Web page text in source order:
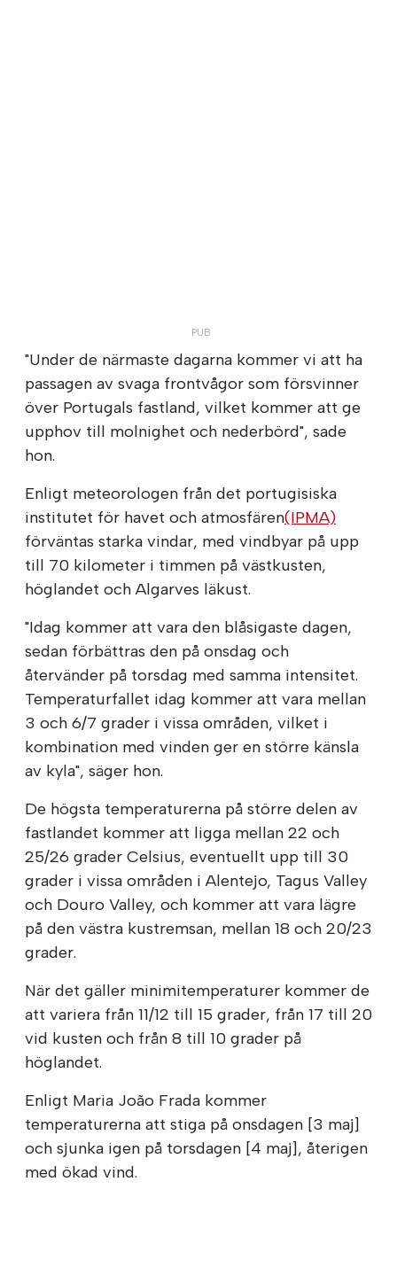
"Under de närmaste dagarna kommer vi att ha
passagen av svaga frontvågor som försvinner
över Portugals fastland, vilket kommer att ge
upphov till molnighet och nederbörd", sade
hon.
Enligt meteorologen från det portugisiska
institutet för havet och atmosfären(IPMA)
förväntas starka vindar, med vindbyar på upp
till 70 kilometer i timmen på västkusten,
höglandet och Algarves läkust.
"Idag kommer att vara den blåsigaste dagen,
sedan förbättras den på onsdag och
återvänder på torsdag med samma intensitet.
Temperaturfallet idag kommer att vara mellan
3 och 6/7 grader i vissa områden, vilket i
kombination med vinden ger en större känsla
av kyla", säger hon.
De högsta temperaturerna på större delen av
fastlandet kommer att ligga mellan 22 och
25/26 grader Celsius, eventuellt upp till 30
grader i vissa områden i Alentejo, Tagus Valley
och Douro Valley, och kommer att vara lägre
på den västra kustremsan, mellan 18 och 20/23
grader.
När det gäller minimitemperaturer kommer de
att variera från 11/12 till 15 grader, från 17 till 20
vid kusten och från 8 till 10 grader på
höglandet.
Enligt Maria João Frada kommer
temperaturerna att stiga på onsdagen [3 maj]
och sjunka igen på torsdagen [4 maj], återigen
med ökad vind.